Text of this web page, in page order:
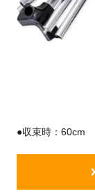
●収束時：60cm